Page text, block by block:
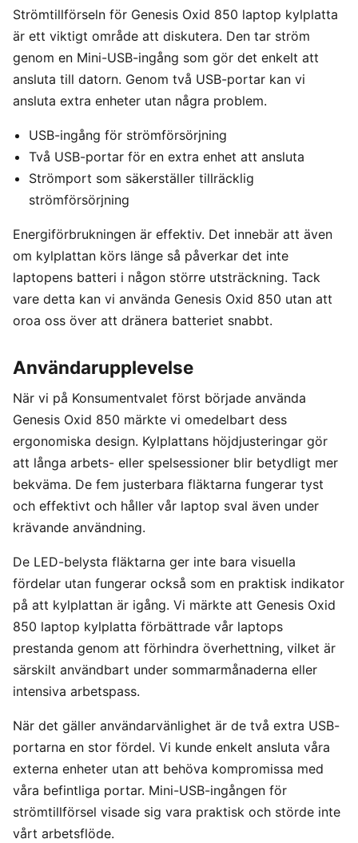
Strömtillförseln för Genesis Oxid 850 laptop kylplatta
är ett viktigt område att diskutera. Den tar ström
genom en Mini-USB-ingång som gör det enkelt att
ansluta till datorn. Genom två USB-portar kan vi
ansluta extra enheter utan några problem.
USB-ingång för strömförsörjning
Två USB-portar för en extra enhet att ansluta
Strömport som säkerställer tillräcklig
strömförsörjning
Energiförbrukningen är effektiv. Det innebär att även
om kylplattan körs länge så påverkar det inte
laptopens batteri i någon större utsträckning. Tack
vare detta kan vi använda Genesis Oxid 850 utan att
oroa oss över att dränera batteriet snabbt.
Användarupplevelse
När vi på Konsumentvalet först började använda
Genesis Oxid 850 märkte vi omedelbart dess
ergonomiska design. Kylplattans höjdjusteringar gör
att långa arbets- eller spelsessioner blir betydligt mer
bekväma. De fem justerbara fläktarna fungerar tyst
och effektivt och håller vår laptop sval även under
krävande användning.
De LED-belysta fläktarna ger inte bara visuella
fördelar utan fungerar också som en praktisk indikator
på att kylplattan är igång. Vi märkte att Genesis Oxid
850 laptop kylplatta förbättrade vår laptops
prestanda genom att förhindra överhettning, vilket är
särskilt användbart under sommarmånaderna eller
intensiva arbetspass.
När det gäller användarvänlighet är de två extra USB-
portarna en stor fördel. Vi kunde enkelt ansluta våra
externa enheter utan att behöva kompromissa med
våra befintliga portar. Mini-USB-ingången för
strömtillförsel visade sig vara praktisk och störde inte
vårt arbetsflöde.